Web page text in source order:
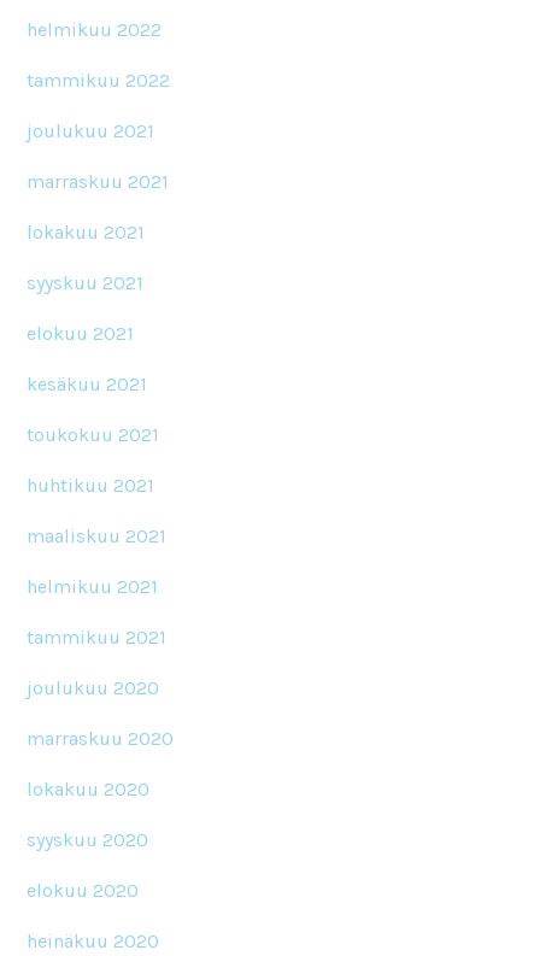
helmikuu 2022
tammikuu 2022
joulukuu 2021
marraskuu 2021
lokakuu 2021
syyskuu 2021
elokuu 2021
kesäkuu 2021
toukokuu 2021
huhtikuu 2021
maaliskuu 2021
helmikuu 2021
tammikuu 2021
joulukuu 2020
marraskuu 2020
lokakuu 2020
syyskuu 2020
elokuu 2020
heinäkuu 2020